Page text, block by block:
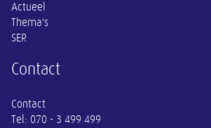
Actueel
Thema's
SER
Contact
Contact
Tel: 070 - 3 499 499